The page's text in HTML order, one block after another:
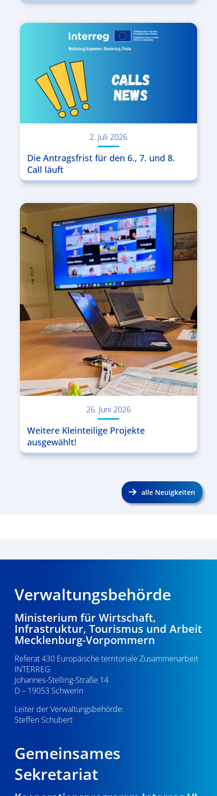
2. Juli 2026
Die Antragsfrist für den 6., 7. und 8.
Call läuft
26. Juni 2026
Weitere Kleinteilige Projekte
ausgewählt!
alle Neuigkeiten
Verwaltungsbehörde
Ministerium für Wirtschaft,
Infrastruktur, Tourismus und Arbeit
Mecklenburg-Vorpommern
Referat 430 Europäische territoriale Zusammenarbeit
INTERREG
Johannes-Stelling-Straße 14
D – 19053 Schwerin
Leiter der Verwaltungsbehörde:
Steffen Schubert
Gemeinsames
Sekretariat